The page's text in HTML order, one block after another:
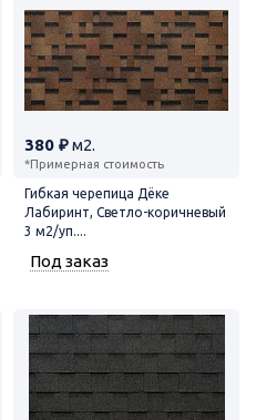
380 ₽м2.
*Примерная стоимость
Гибкая черепица Дёке
Лабиринт, Светло-коричневый
3 м2/уп....
Под заказ